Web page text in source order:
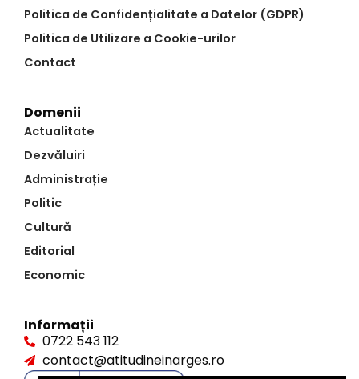
Politica de Confidențialitate a Datelor (GDPR)
Politica de Utilizare a Cookie-urilor
Contact
Domenii
Actualitate
Dezvăluiri
Administrație
Politic
Cultură
Editorial
Economic
Informații
0722 543 112
contact@atitudineinarges.ro